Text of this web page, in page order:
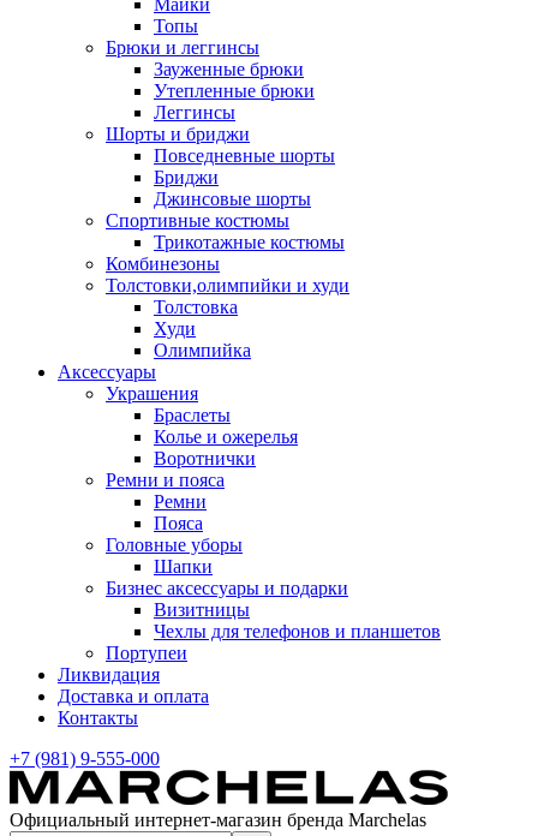
Майки
Топы
Брюки и леггинсы
Зауженные брюки
Утепленные брюки
Леггинсы
Шорты и бриджи
Повседневные шорты
Бриджи
Джинсовые шорты
Спортивные костюмы
Трикотажные костюмы
Комбинезоны
Толстовки,олимпийки и худи
Толстовка
Худи
Олимпийка
Аксессуары
Украшения
Браслеты
Колье и ожерелья
Воротнички
Ремни и пояса
Ремни
Пояса
Головные уборы
Шапки
Бизнес аксессуары и подарки
Визитницы
Чехлы для телефонов и планшетов
Портупеи
Ликвидация
Доставка и оплата
Контакты
+7 (981) 9-555-000
Официальный интернет-магазин бренда Marchelas